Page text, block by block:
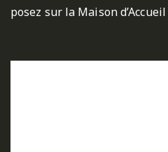
posez sur la Maison